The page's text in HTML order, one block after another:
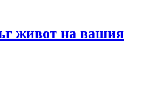
живот на вашия